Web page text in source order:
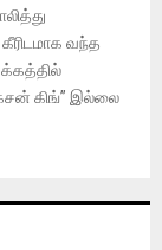
வந்த
கிங்” இல்லை